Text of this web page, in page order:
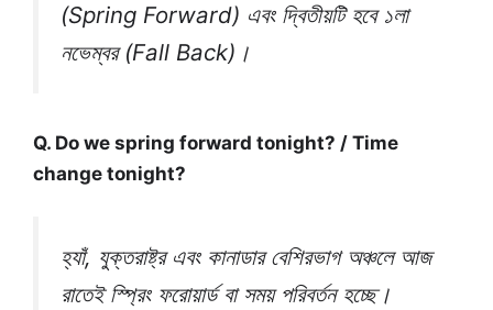
(Spring Forward) এবং দ্বিতীয়টি হবে ১লা
নভেম্বর (Fall Back)।
Q. Do we spring forward tonight? / Time
change tonight?
হ্যাঁ, যুক্তরাষ্ট্র এবং কানাডার বেশিরভাগ অঞ্চলে আজ
রাতেই স্প্রিং ফরোয়ার্ড বা সময় পরিবর্তন হচ্ছে।